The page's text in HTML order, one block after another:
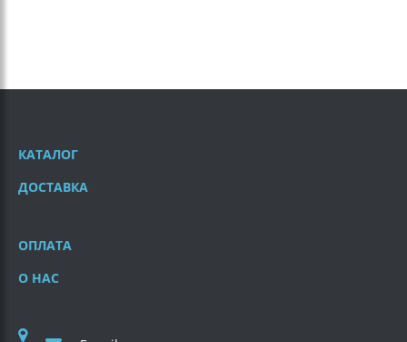
КАТАЛОГ
ДОСТАВКА
ОПЛАТА
О НАС